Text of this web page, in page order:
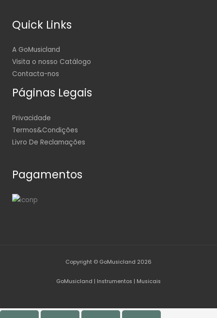
Quick Links
A GoMusicland
Visita o nosso Catálogo
Contacta-nos
Páginas Legais
Privacidade
Termos&Condições
Livro De Reclamações
Pagamentos
Copyright © GoMusicland 2026
GoMusicland | Instrumentos | Musicais